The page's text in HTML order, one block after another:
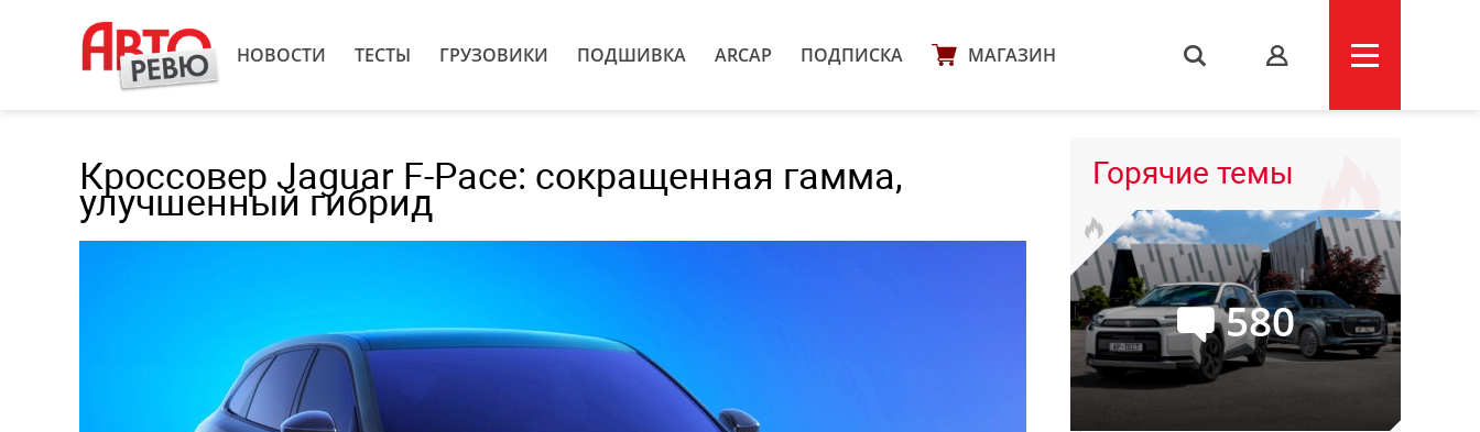
НОВОСТИ ТЕСТЫ ГРУЗОВИКИ ПОДШИВКА ARCAP ПОДПИСКА МАГАЗИН s
Кроссовер Jaguar F-Pace: сокращенная гамма,
улучшенный гибрид
Горячие темы
580